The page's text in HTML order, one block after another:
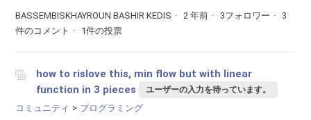
BASSEMBISKHAYROUN BASHIR KEDIS 2 年前 3フォロワー
3
件のコメント
1件の投票
how to rislove this, min flow but with linear
function in 3 pieces
ユーザーの入力を待っています。
コミュニティ プログラミング